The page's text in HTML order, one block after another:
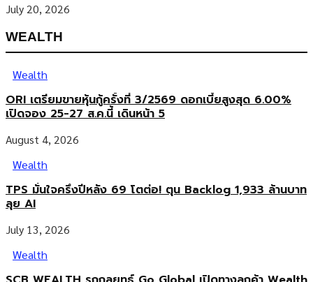
July 20, 2026
WEALTH
Wealth
ORI เตรียมขายหุ้นกู้ครั้งที่ 3/2569 ดอกเบี้ยสูงสุด 6.00%
เปิดจอง 25-27 ส.ค.นี้ เดินหน้า 5
August 4, 2026
Wealth
TPS มั่นใจครึ่งปีหลัง 69 โตต่อ! ตุน Backlog 1,933 ล้านบาท
ลุย AI
July 13, 2026
Wealth